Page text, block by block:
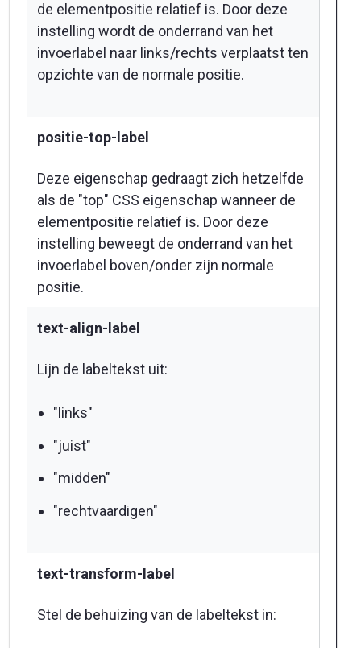
de elementpositie relatief is. Door deze
instelling wordt de onderrand van het
invoerlabel naar links/rechts verplaatst ten
opzichte van de normale positie.
positie-top-label
Deze eigenschap gedraagt zich hetzelfde
als de "top" CSS eigenschap wanneer de
elementpositie relatief is. Door deze
instelling beweegt de onderrand van het
invoerlabel boven/onder zijn normale
positie.
text-align-label
Lijn de labeltekst uit:
"links"
"juist"
"midden"
"rechtvaardigen"
text-transform-label
Stel de behuizing van de labeltekst in: